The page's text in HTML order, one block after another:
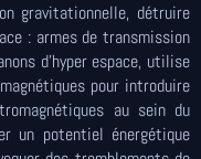
gravitationnelle, détruire
: armes de transmission
d’hyper espace, utilise
pour introduire
au sein du
un potentiel énergétique